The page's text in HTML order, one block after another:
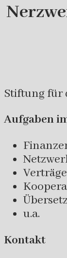
Stiftung für
Aufgaben
Verträge
u.a.
Kontakt